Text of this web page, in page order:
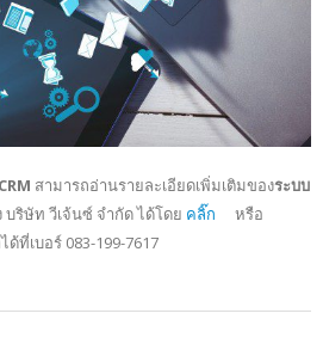
สามารถอ่านรายละเอียดเพิ่มเติมของระบบ
บริษัท วีเจ้นซ์ จำกัด ได้โดย คลิ๊ก
หรือ
ที่เบอร์ 083-199-7617